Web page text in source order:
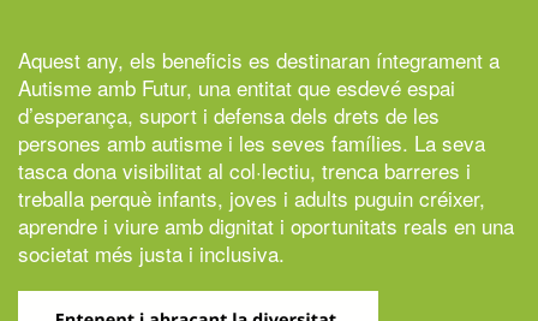
Aquest any, els beneficis es destinaran íntegrament a
Autisme amb Futur, una entitat que esdevé espai
d’esperança, suport i defensa dels drets de les
persones amb autisme i les seves famílies. La seva
tasca dona visibilitat al col·lectiu, trenca barreres i
treballa perquè infants, joves i adults puguin créixer,
aprendre i viure amb dignitat i oportunitats reals en una
societat més justa i inclusiva.